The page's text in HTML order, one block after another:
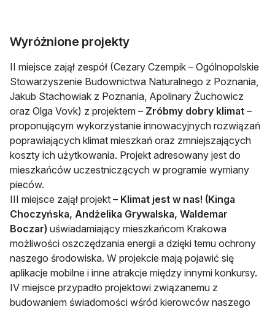
Wyróżnione projekty
II miejsce zajął zespół (Cezary Czempik – Ogólnopolskie
Stowarzyszenie Budownictwa Naturalnego z Poznania,
Jakub Stachowiak z Poznania, Apolinary Żuchowicz
oraz Olga Vovk) z projektem – Zróbmy dobry klimat –
proponującym wykorzystanie innowacyjnych rozwiązań
poprawiających klimat mieszkań oraz zmniejszających
koszty ich użytkowania. Projekt adresowany jest do
mieszkańców uczestniczących w programie wymiany
pieców.
III miejsce zajął projekt – Klimat jest w nas! (Kinga
Choczyńska, Andżelika Grywalska, Waldemar
Boczar) uświadamiający mieszkańcom Krakowa
możliwości oszczędzania energii a dzięki temu ochrony
naszego środowiska. W projekcie mają pojawić się
aplikacje mobilne i inne atrakcje między innymi konkursy.
IV miejsce przypadło projektowi związanemu z
budowaniem świadomości wśród kierowców naszego